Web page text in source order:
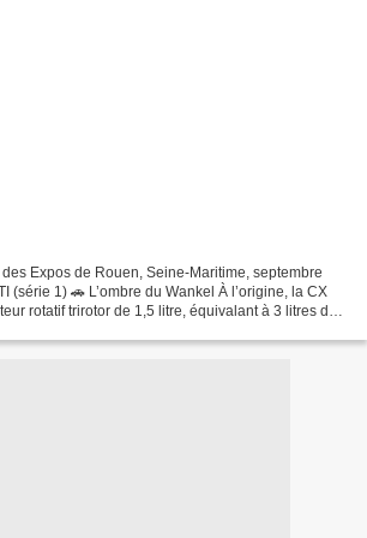
Expos de Rouen, Seine-Maritime, septembre
(série 1) 🚗 L’ombre du Wankel À l’origine, la CX
rotatif trirotor de 1,5 litre, équivalant à 3 litres de